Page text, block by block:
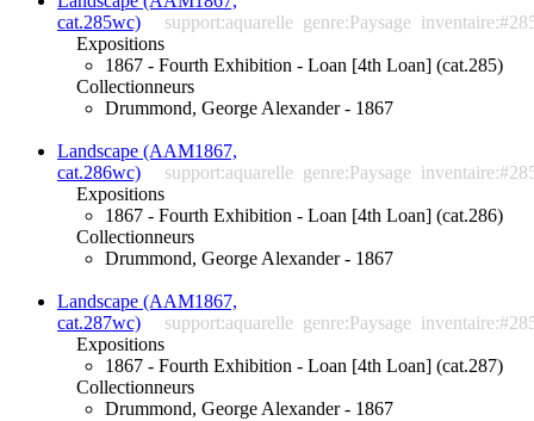
cat.285wc)
support:aquarelle genre:Paysage
Expositions
1867 - Fourth Exhibition - Loan [4th Loan] (cat.285)
Collectionneurs
Drummond, George Alexander - 1867
Landscape (AAM1867,
cat.286wc)
support:aquarelle genre:Paysage
Expositions
1867 - Fourth Exhibition - Loan [4th Loan] (cat.286)
Collectionneurs
Drummond, George Alexander - 1867
Landscape (AAM1867,
cat.287wc)
support:aquarelle genre:Paysage
Expositions
1867 - Fourth Exhibition - Loan [4th Loan] (cat.287)
Collectionneurs
Drummond, George Alexander - 1867